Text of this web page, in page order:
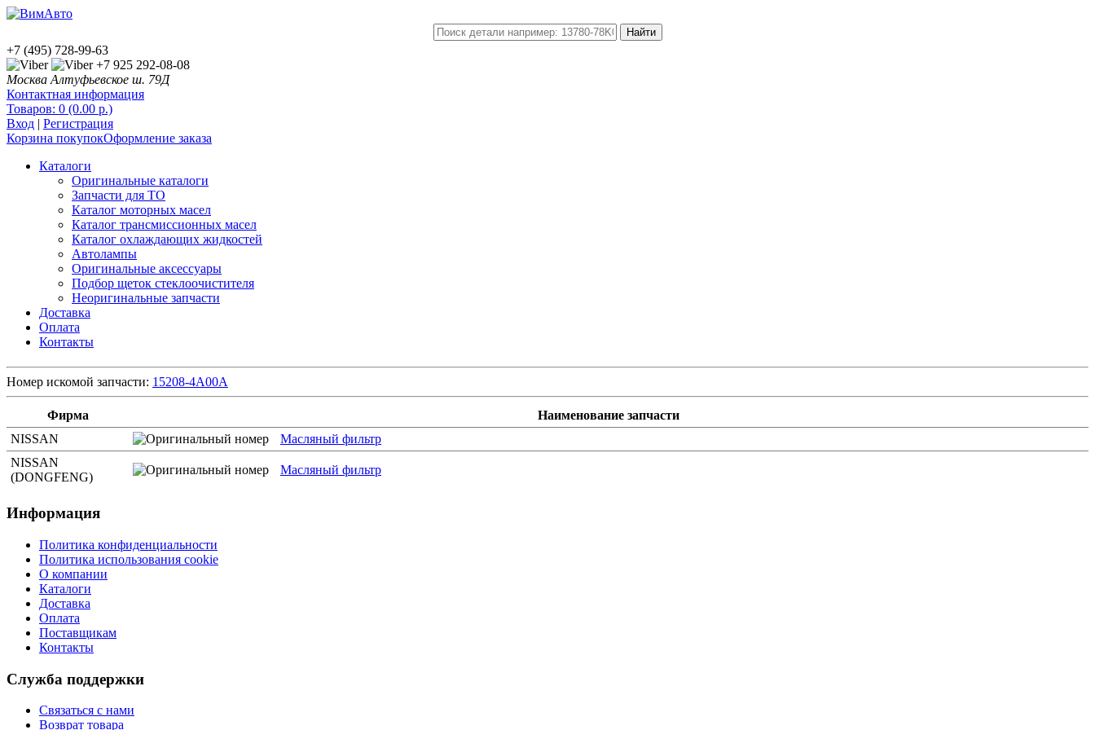
+7 (495) 728-99-63
+7 925 292-08-08
Москва Алтуфьевское ш. 79Д
Контактная информация
Товаров: 0 (0.00 р.)
Вход | Регистрация
Корзина покупокОформление заказа
Каталоги
Оригинальные каталоги
Запчасти для ТО
Каталог моторных масел
Каталог трансмиссионных масел
Каталог охлаждающих жидкостей
Автолампы
Оригинальные аксессуары
Подбор щеток стеклоочистителя
Неоригинальные запчасти
Доставка
Оплата
Контакты
Номер искомой запчасти: 15208-4A00A
Фирма
Наименование запчасти
NISSAN
Масляный фильтр
NISSAN
(DONGFENG)
Масляный фильтр
Информация
Политика конфиденциальности
Политика использования cookie
О компании
Каталоги
Доставка
Оплата
Поставщикам
Контакты
Служба поддержки
Связаться с нами
Возврат товара